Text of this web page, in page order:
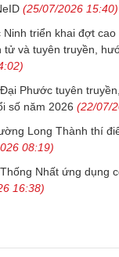
(25/07/2026 15:40)
triển khai đợt
tử và tuyên truyền,
Phước tuyên
số năm 2026 (22/07/
Long Thành thí
08:19)
Nhất ứng dụng
16:38)